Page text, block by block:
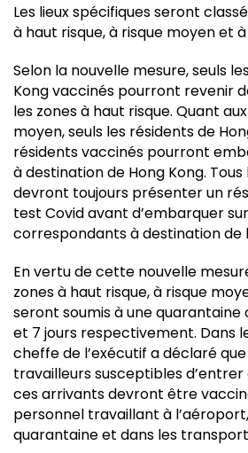
Les lieux spécifiques seront
à haut risque, à risque moyen et
Selon la nouvelle mesure, seuls
Kong vaccinés pourront revenir
les zones à haut risque. Quant
moyen, seuls les résidents de
résidents vaccinés pourront
à destination de Hong Kong.
devront toujours présenter un
test Covid avant d’embarquer
correspondants à destination de
En vertu de cette nouvelle
zones à haut risque, à risque
seront soumis à une quarantaine
et 7 jours respectivement. Dans
cheffe de l’exécutif a déclaré
travailleurs susceptibles
ces arrivants devront être
personnel travaillant à
quarantaine et dans les